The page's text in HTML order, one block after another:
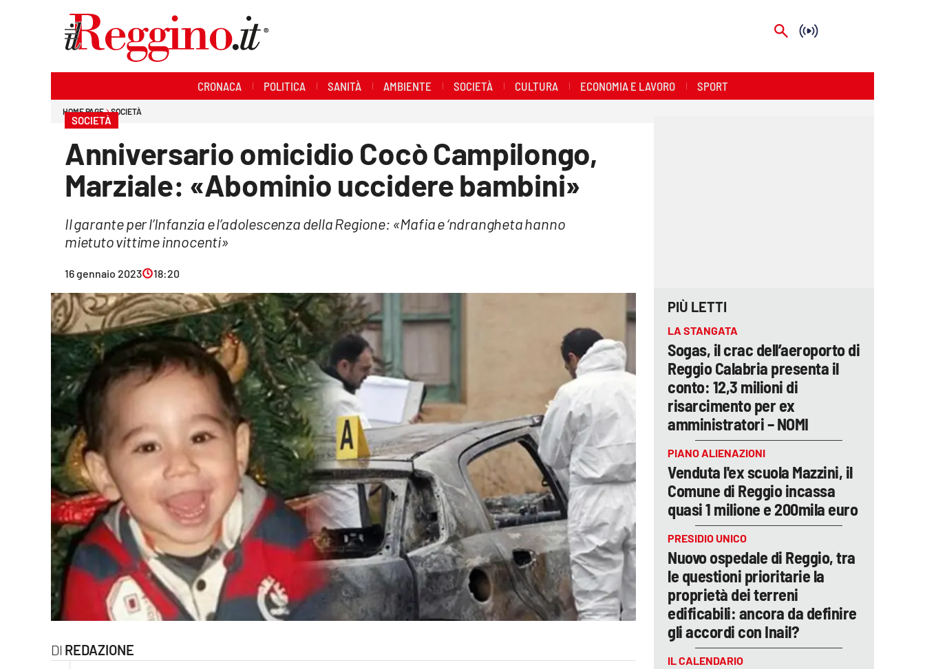
Streaming
Lac Network
CRONACA POLITICA SANITÀ AMBIENTE SOCIETÀ CULTURA ECONOMIA E LAVORO SPORT
HOME PAGE SOCIETÀ
SOCIETÀ
Anniversario omicidio Cocò Campilongo,
Marziale: «Abominio uccidere bambini»
Il garante per l’Infanzia e l’adolescenza della Regione: «Mafia e ‘ndrangheta hanno
mietuto vittime innocenti»
16 gennaio 2023 18:20
REDAZIONE
PIÙ LETTI
LA STANGATA
Sogas, il crac dell’aeroporto di
Reggio Calabria presenta il
conto: 12,3 milioni di
risarcimento per ex
amministratori – NOMI
PIANO ALIENAZIONI
Venduta l'ex scuola Mazzini, il
Comune di Reggio incassa
quasi 1 milione e 200mila euro
PRESIDIO UNICO
Nuovo ospedale di Reggio, tra
le questioni prioritarie la
proprietà dei terreni
edificabili: ancora da definire
gli accordi con Inail?
IL CALENDARIO